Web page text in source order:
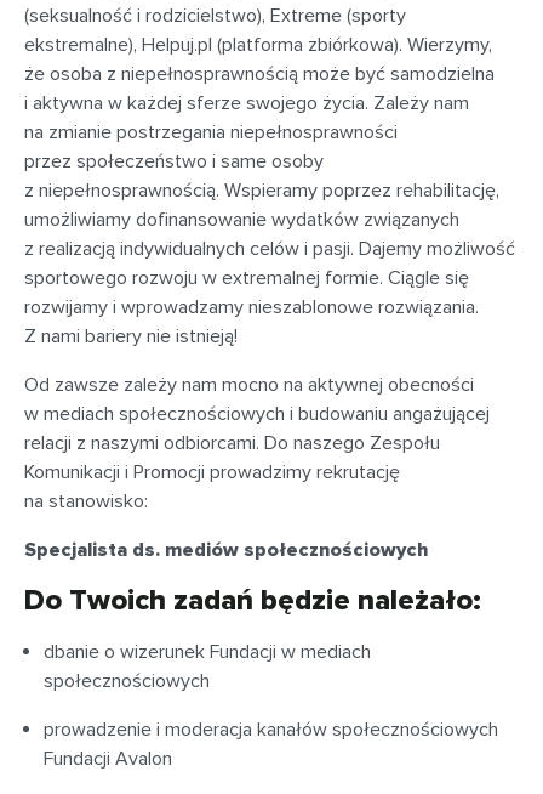
(seksualność i rodzicielstwo), Extreme (sporty
ekstremalne), Helpuj.pl (platforma zbiórkowa). Wierzymy,
że osoba z niepełnosprawnością może być samodzielna
i aktywna w każdej sferze swojego życia. Zależy nam
na zmianie postrzegania niepełnosprawności
przez społeczeństwo i same osoby
z niepełnosprawnością. Wspieramy poprzez rehabilitację,
umożliwiamy dofinansowanie wydatków związanych
z realizacją indywidualnych celów i pasji. Dajemy możliwość
sportowego rozwoju w extremalnej formie. Ciągle się
rozwijamy i wprowadzamy nieszablonowe rozwiązania.
Z nami bariery nie istnieją!
Od zawsze zależy nam mocno na aktywnej obecności
w mediach społecznościowych i budowaniu angażującej
relacji z naszymi odbiorcami. Do naszego Zespołu
Komunikacji i Promocji prowadzimy rekrutację
na stanowisko:
Specjalista ds. mediów społecznościowych
Do Twoich zadań będzie należało:
dbanie o wizerunek Fundacji w mediach
społecznościowych
prowadzenie i moderacja kanałów społecznościowych
Fundacji Avalon